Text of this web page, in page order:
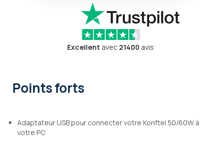
Excellent avec 21400 avis
Points forts
Adaptateur USB pour connecter votre Konftel 50/60W à
votre PC